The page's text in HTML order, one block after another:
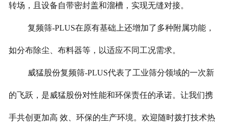
转场，且设备自带密封盖和溜槽，实现无缝对接。
复频筛-PLUS在原有基础上还增加了多种附属功能，
如分布除尘、布料器等，以适应不同工况需求。
威猛股份复频筛-PLUS代表了工业筛分领域的一次新
的飞跃，是威猛股份对性能和环保责任的承诺。让我们携
手共创更加高 效、环保的生产环境。 欢迎随时拨打技术热